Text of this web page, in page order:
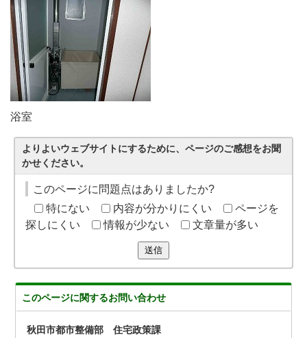
浴室
よりよいウェブサイトにするために、ページのご感想をお聞
かせください。
このページに問題点はありましたか?
特にない
内容が分かりにくい
ページを
探しにくい
情報が少ない 文章量が多い
送信
このページに関するお問い合わせ
秋田市都市整備部 住宅政策課